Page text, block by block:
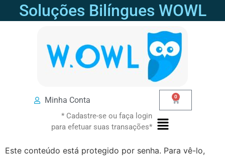
Soluções Bilíngues WOWL
Minha Conta 0
* Cadastre-se ou faça login
para efetuar suas transações*
Este conteúdo está protegido por senha. Para vê-lo,